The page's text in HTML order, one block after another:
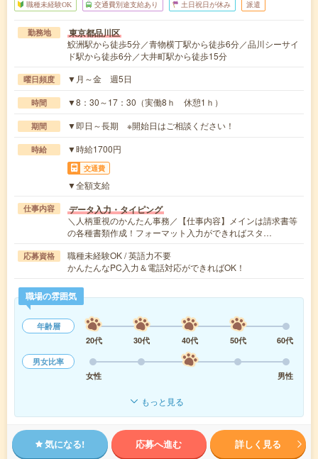
職種未経験OK 交通費別途支給あり 土日祝日が休み 派遣
勤務地 東京都品川区
鮫洲駅から徒歩5分／青物横丁駅から徒歩6分／品川シーサイ
ド駅から徒歩6分／大井町駅から徒歩15分
曜日頻度 ▼月～金 週5日
時間 ▼8：30～17：30（実働8ｈ 休憩1ｈ）
期間 ▼即日～長期 ※開始日はご相談ください！
時給 ▼時給1700円
交通費
▼全額支給
仕事内容 データ入力・タイピング
＼人柄重視のかんたん事務／【仕事内容】メインは請求書等
の各種書類作成！フォーマット入力ができればスタ…
応募資格
職種未経験OK / 英語力不要
かんたんなPC入力＆電話対応ができればOK！
職場の雰囲気
年齢層
20代
30代 40代 50代
60代
男女比率
女性
男性
もっと見る
気になる! 応募へ進む 詳しく見る